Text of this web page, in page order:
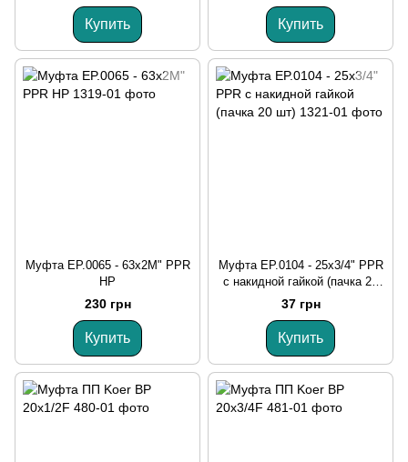
Купить Купить
Муфта EP.0065 - 63x2M" PPR
НР
230 грн
Купить
Муфта EP.0104 - 25x3/4" PPR
с накидной гайкой (пачка 20
шт)
37 грн
Купить